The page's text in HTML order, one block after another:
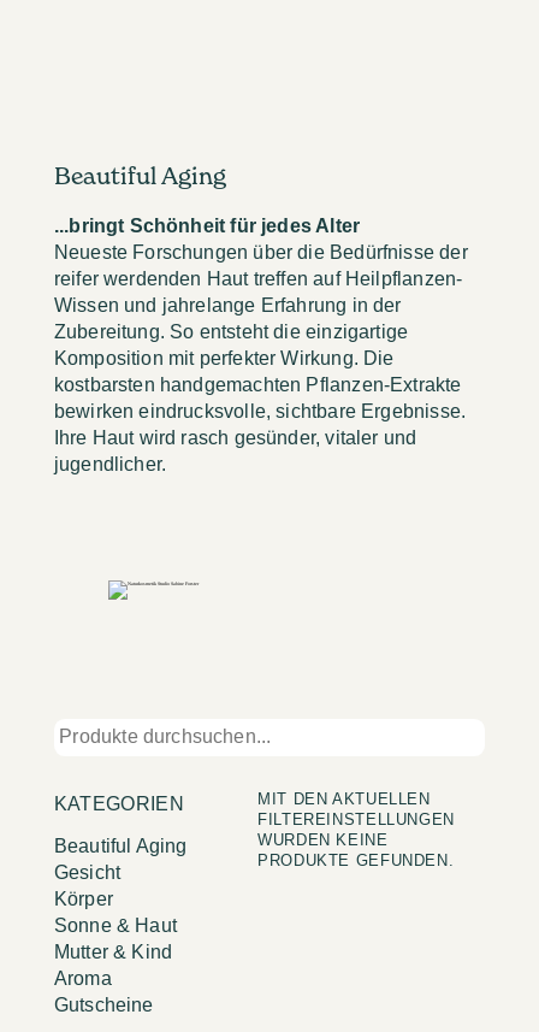
Beautiful Aging
...bringt Schönheit für jedes Alter
Neueste Forschungen über die Bedürfnisse der
reifer werdenden Haut treffen auf Heilpflanzen-
Wissen und jahrelange Erfahrung in der
Zubereitung. So entsteht die einzigartige
Komposition mit perfekter Wirkung. Die
kostbarsten handgemachten Pflanzen-Extrakte
bewirken eindrucksvolle, sichtbare Ergebnisse.
Ihre Haut wird rasch gesünder, vitaler und
jugendlicher.
KATEGORIEN
Beautiful Aging
Gesicht
Körper
Sonne & Haut
Mutter & Kind
Aroma
Gutscheine
MIT DEN AKTUELLEN
FILTEREINSTELLUNGEN
WURDEN KEINE
PRODUKTE GEFUNDEN.